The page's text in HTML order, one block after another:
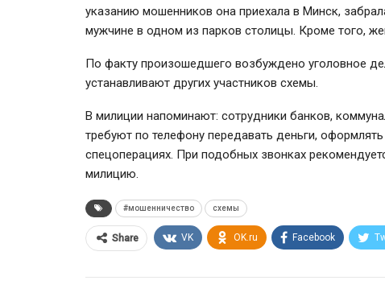
указанию мошенников она приехала в Минск,
мужчине в одном из парков столицы. Кроме того,
По факту произошедшего возбуждено уголовное
устанавливают других участников схемы.
В милиции напоминают: сотрудники банков,
требуют по телефону передавать деньги,
спецоперациях. При подобных звонках
милицию.
#мошенничество схемы
Share VK OK.ru Facebook